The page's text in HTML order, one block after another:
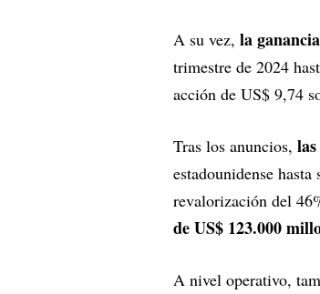
A su vez, la
trimestre de 2024
acción de US$ 9,74
Tras los anuncios,
estadounidense
revalorización del
de US$ 123.000
A nivel operativo,